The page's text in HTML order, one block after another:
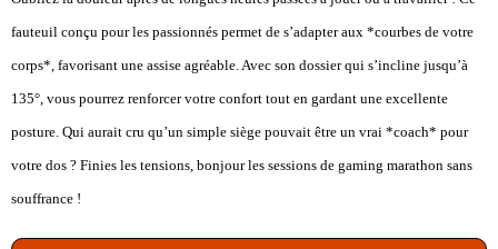
fauteuil conçu pour les passionnés permet de s’adapter aux *courbes de votre
corps*, favorisant une assise agréable. Avec son dossier qui s’incline jusqu’à
135°, vous pourrez renforcer votre confort tout en gardant une excellente
posture. Qui aurait cru qu’un simple siège pouvait être un vrai *coach* pour
votre dos ? Finies les tensions, bonjour les sessions de gaming marathon sans
souffrance !